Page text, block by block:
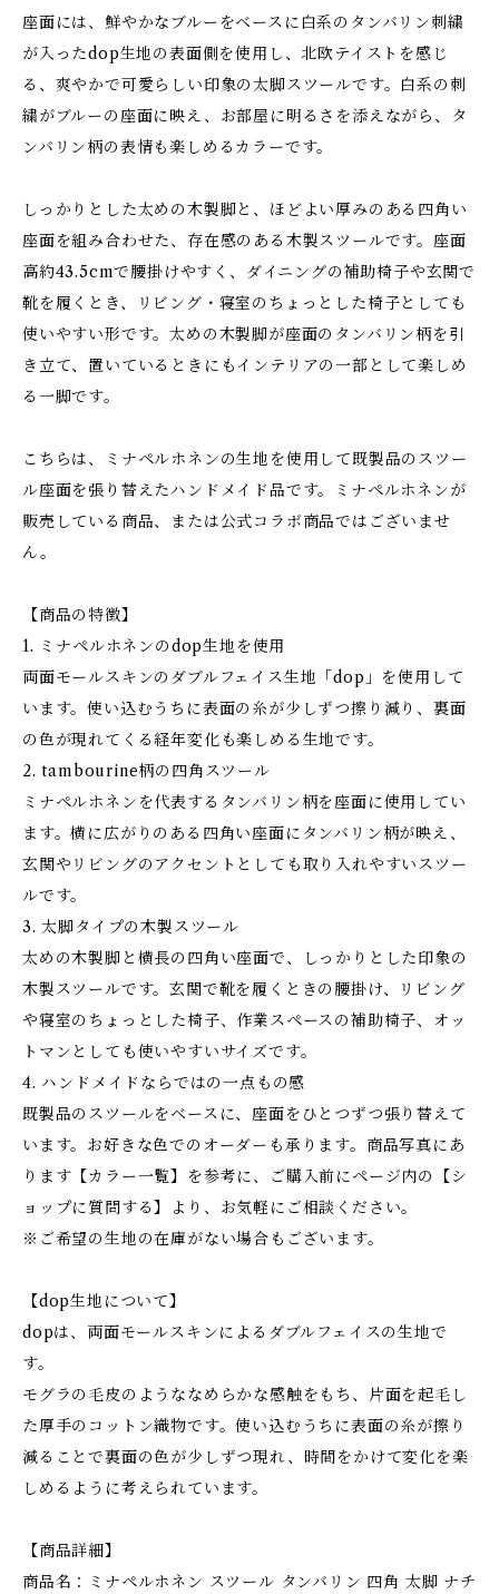
座面には、鮮やかなブルーをベースに白系のタンバリン刺繍
が入ったdop生地の表面側を使用し、北欧テイストを感じ
る、爽やかで可愛らしい印象の太脚スツールです。白系の刺
繍がブルーの座面に映え、お部屋に明るさを添えながら、タ
ンバリン柄の表情も楽しめるカラーです。
しっかりとした太めの木製脚と、ほどよい厚みのある四角い
座面を組み合わせた、存在感のある木製スツールです。座面
高約43.5cmで腰掛けやすく、ダイニングの補助椅子や玄関で
靴を履くとき、リビング・寝室のちょっとした椅子としても
使いやすい形です。太めの木製脚が座面のタンバリン柄を引
き立て、置いているときにもインテリアの一部として楽しめ
る一脚です。
こちらは、ミナペルホネンの生地を使用して既製品のスツー
ル座面を張り替えたハンドメイド品です。ミナペルホネンが
販売している商品、または公式コラボ商品ではございませ
ん。
【商品の特徴】
1. ミナペルホネンのdop生地を使用
両面モールスキンのダブルフェイス生地「dop」を使用して
います。使い込むうちに表面の糸が少しずつ擦り減り、裏面
の色が現れてくる経年変化も楽しめる生地です。
2. tambourine柄の四角スツール
ミナペルホネンを代表するタンバリン柄を座面に使用してい
ます。横に広がりのある四角い座面にタンバリン柄が映え、
玄関やリビングのアクセントとしても取り入れやすいスツー
ルです。
3. 太脚タイプの木製スツール
太めの木製脚と横長の四角い座面で、しっかりとした印象の
木製スツールです。玄関で靴を履くときの腰掛け、リビング
や寝室のちょっとした椅子、作業スペースの補助椅子、オッ
トマンとしても使いやすいサイズです。
4. ハンドメイドならではの一点もの感
既製品のスツールをベースに、座面をひとつずつ張り替えて
います。お好きな色でのオーダーも承ります。商品写真にあ
ります【カラー一覧】を参考に、ご購入前にページ内の【シ
ョップに質問する】より、お気軽にご相談ください。
※ご希望の生地の在庫がない場合もございます。
【dop生地について】
dopは、両面モールスキンによるダブルフェイスの生地で
す。
モグラの毛皮のようななめらかな感触をもち、片面を起毛し
た厚手のコットン織物です。使い込むうちに表面の糸が擦り
減ることで裏面の色が少しずつ現れ、時間をかけて変化を楽
しめるように考えられています。
【商品詳細】
商品名：ミナペルホネン スツール タンバリン 四角 太脚 ナチ